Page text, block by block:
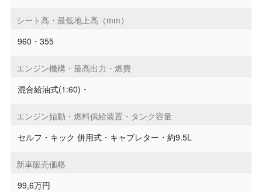
シート高・最低地上高（mm）
960・355
エンジン機構・最高出力・燃費
混合給油式(1:60)・
エンジン始動・燃料供給装置・タンク容量
セルフ・キック 併用式・キャブレター・約9.5L
新車販売価格
99,6万円